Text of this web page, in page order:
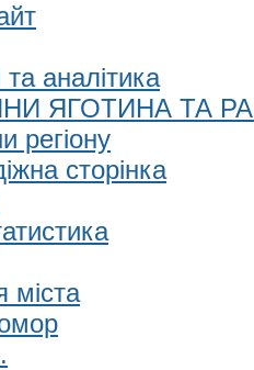
та аналітика
ЯГОТИНА ТА
регіону
сторінка
міста